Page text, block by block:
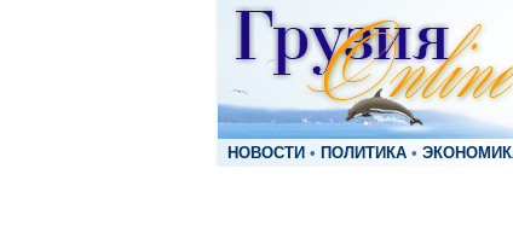
НОВОСТИ • ПОЛИТИКА •